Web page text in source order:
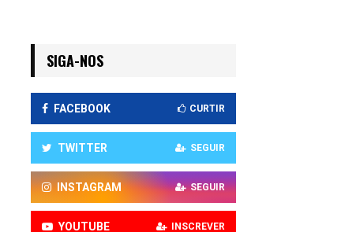
SIGA-NOS
FACEBOOK CURTIR
TWITTER SEGUIR
INSTAGRAM SEGUIR
YOUTUBE INSCREVER